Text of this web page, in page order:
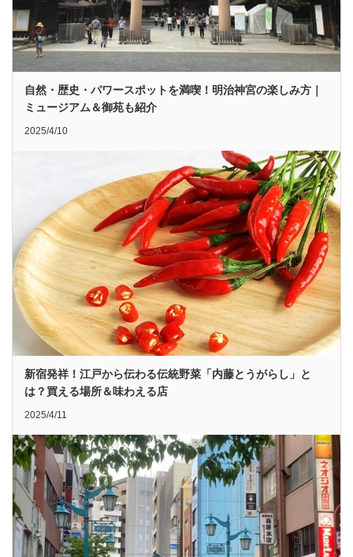
自然・歴史・パワースポットを満喫！明治神宮の楽しみ方｜
ミュージアム＆御苑も紹介
2025/4/10
新宿発祥！江戸から伝わる伝統野菜「内藤とうがらし」と
は？買える場所＆味わえる店
2025/4/11